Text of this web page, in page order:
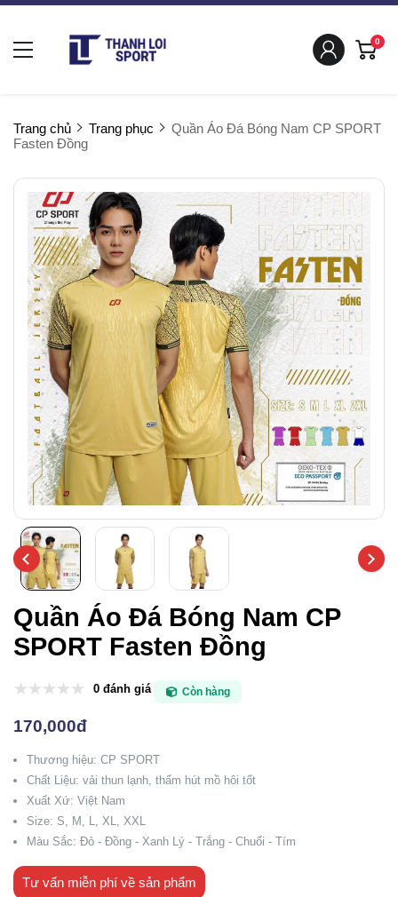
0
Trang chủ Trang phục
Quần Áo Đá Bóng Nam CP SPORT
Fasten Đồng
Quần Áo Đá Bóng Nam CP
SPORT Fasten Đồng
0 đánh giá Còn hàng
170,000đ
Thương hiệu: CP SPORT
Chất Liệu: vải thun lạnh, thấm hút mồ hôi tốt
Xuất Xứ: Việt Nam
Size: S, M, L, XL, XXL
Màu Sắc: Đỏ - Đồng - Xanh Lý - Trắng - Chuối - Tím
Tư vấn miễn phí về sản phẩm